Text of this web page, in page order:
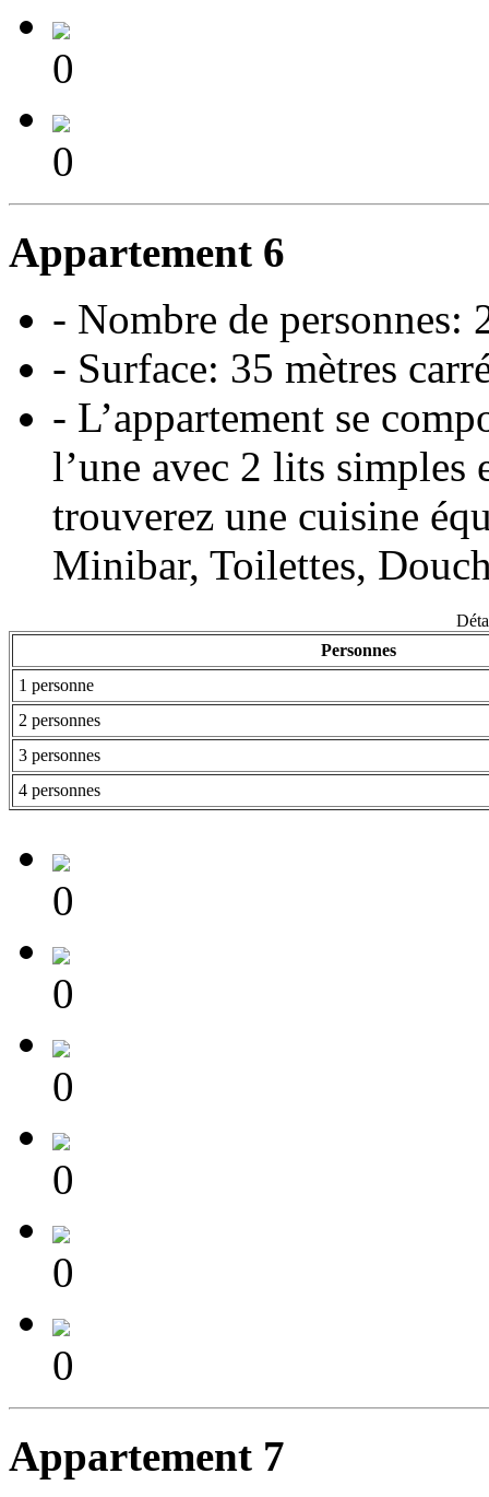
0
0
Appartement 6
- Nombre de personnes:
- Surface: 35 mètres
- L’appartement se
l’une avec 2 lits simples
trouverez une cuisine
Minibar, Toilettes,
Personnes
1 personne
2 personnes
3 personnes
4 personnes
0
0
0
0
0
0
Appartement 7